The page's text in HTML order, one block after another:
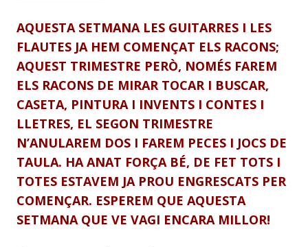
AQUESTA SETMANA LES GUITARRES I LES
FLAUTES JA HEM COMENÇAT ELS RACONS;
AQUEST TRIMESTRE PERÒ, NOMÉS FAREM
ELS RACONS DE MIRAR TOCAR I BUSCAR,
CASETA, PINTURA I INVENTS I CONTES I
LLETRES, EL SEGON TRIMESTRE
N’ANULAREM DOS I FAREM PECES I JOCS DE
TAULA. HA ANAT FORÇA BÉ, DE FET TOTS I
TOTES ESTAVEM JA PROU ENGRESCATS PER
COMENÇAR. ESPEREM QUE AQUESTA
SETMANA QUE VE VAGI ENCARA MILLOR!